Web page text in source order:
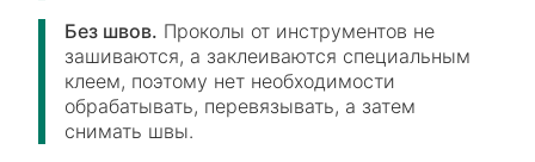
Без швов. Проколы от инструментов не
зашиваются, а заклеиваются специальным
клеем, поэтому нет необходимости
обрабатывать, перевязывать, а затем
снимать швы.